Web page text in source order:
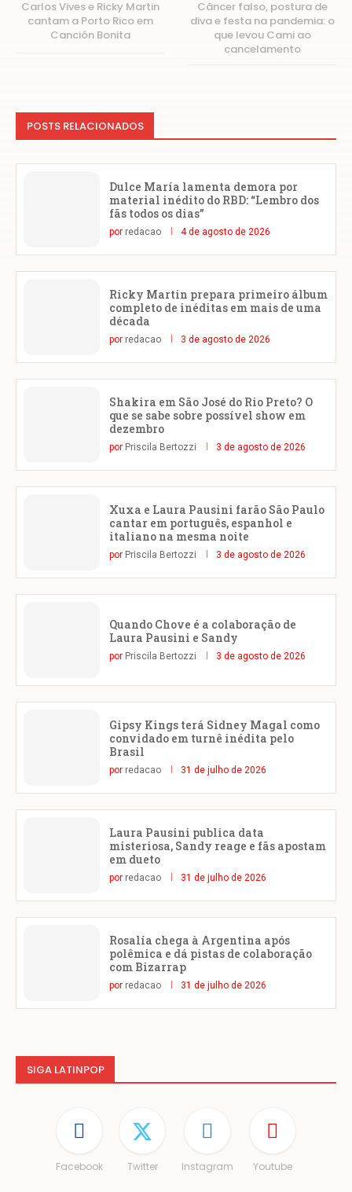
Carlos Vives e Ricky Martin
cantam a Porto Rico em
Canción Bonita
Câncer falso, postura de
diva e festa na pandemia: o
que levou Cami ao
cancelamento
POSTS RELACIONADOS
Dulce María lamenta demora por
material inédito do RBD: “Lembro dos
fãs todos os dias”
por redacao 4 de agosto de 2026
Ricky Martin prepara primeiro álbum
completo de inéditas em mais de uma
década
por redacao 3 de agosto de 2026
Shakira em São José do Rio Preto? O
que se sabe sobre possível show em
dezembro
por Priscila Bertozzi 3 de agosto de 2026
Xuxa e Laura Pausini farão São Paulo
cantar em português, espanhol e
italiano na mesma noite
por Priscila Bertozzi 3 de agosto de 2026
Quando Chove é a colaboração de
Laura Pausini e Sandy
por Priscila Bertozzi 3 de agosto de 2026
Gipsy Kings terá Sidney Magal como
convidado em turnê inédita pelo
Brasil
por redacao 31 de julho de 2026
Laura Pausini publica data
misteriosa, Sandy reage e fãs apostam
em dueto
por redacao 31 de julho de 2026
Rosalía chega à Argentina após
polêmica e dá pistas de colaboração
com Bizarrap
por redacao 31 de julho de 2026
SIGA LATINPOP
Facebook Twitter Instagram Youtube